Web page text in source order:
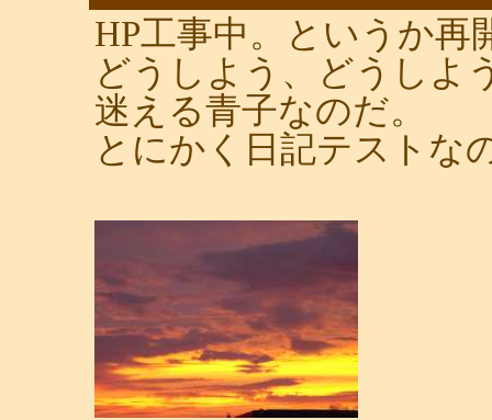
HP工事中。というか再
どうしよう、どうしよ
迷える青子なのだ。
とにかく日記テストな